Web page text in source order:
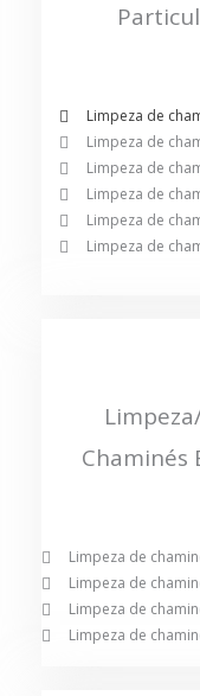
Limpeza de
Limpeza de
Limpeza de
Limpeza de
Limpeza de
Limpeza de
Chaminés
Limpeza de
Limpeza de
Limpeza de
Limpeza de